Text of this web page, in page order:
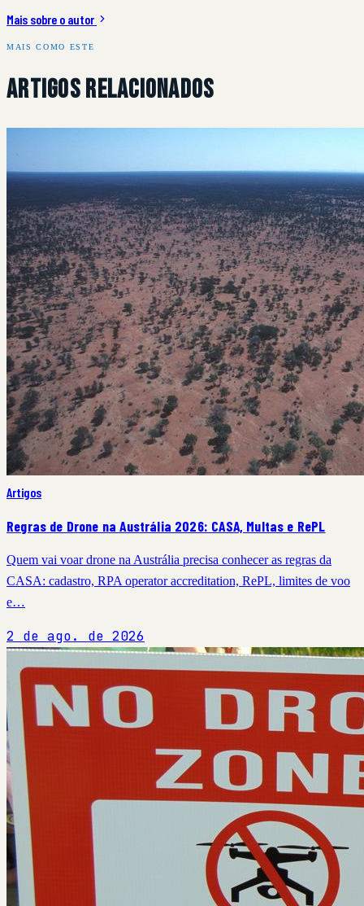
Mais sobre o autor
MAIS COMO ESTE
Artigos Relacionados
Artigos
Regras de Drone na Austrália 2026: CASA, Multas e RePL
Quem vai voar drone na Austrália precisa conhecer as regras da
CASA: cadastro, RPA operator accreditation, RePL, limites de voo
e…
2 de ago. de 2026